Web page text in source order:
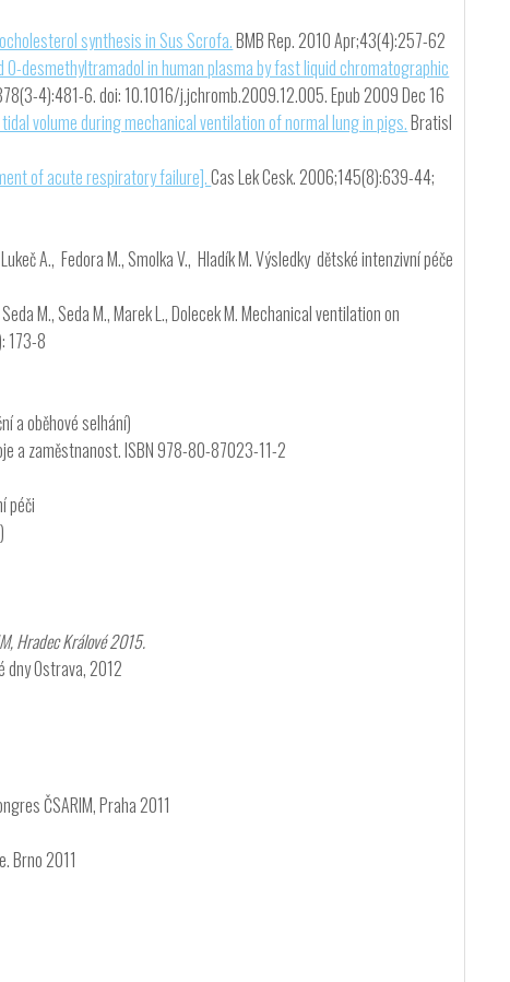
synthesis in Sus Scrofa.BMB Rep. 2010 Apr;43(4):257-62
desmethyltramadol in human plasma by fast liquid chromatographic
4):481-6. doi: 10.1016/j.jchromb.2009.12.005. Epub 2009 Dec 16
volume during mechanical ventilation of normal lung in pigs.Bratisl
of acute respiratory failure].Cas Lek Cesk. 2006;145(8):639-44;
A., Fedora M., Smolka V., Hladík M. Výsledky dětské intenzivní péče
M., Seda M., Marek L., Dolecek M. Mechanical ventilation on
173-8
a oběhové selhání)
a zaměstnanost. ISBN 978-80-87023-11-2
péči
Hradec Králové 2015.
dny Ostrava, 2012
ČSARIM, Praha 2011
Brno 2011